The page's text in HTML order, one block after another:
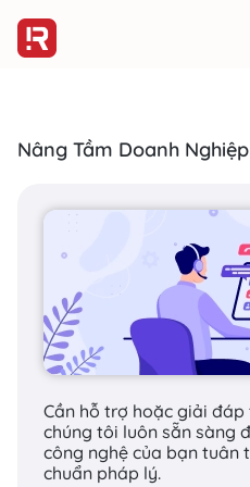
SEM - TIẾP THỊ TRÊN
Tối ưu hóa
quảng
Facebook
Instagram
Nâng Tầm Doanh
Cần hỗ trợ hoặc giải
chúng tôi luôn sẵn sàng
công nghệ của bạn tuân
chuẩn pháp lý.